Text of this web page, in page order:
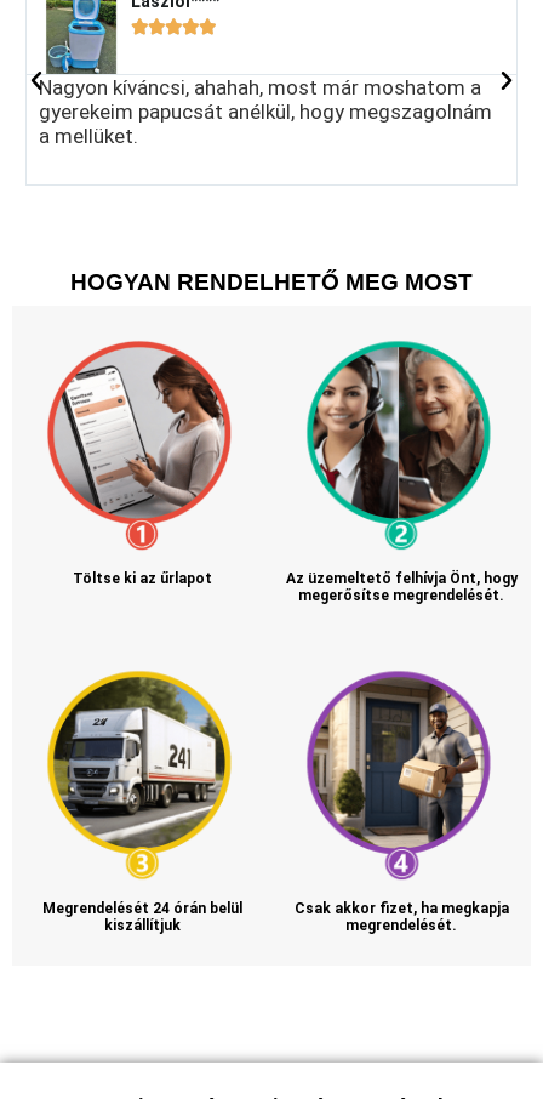

Nagyon kíváncsi, ahahah, most már moshatom a
gyerekeim papucsát anélkül, hogy megszagolnám
a mellüket.
HOGYAN RENDELHETŐ MEG MOST
Töltse ki az űrlapot
Az üzemeltető felhívja Önt, hogy
megerősítse megrendelését.
Megrendelését 24 órán belül
kiszállítjuk
Csak akkor fizet, ha megkapja
megrendelését.